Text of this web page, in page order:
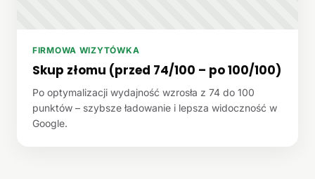
FIRMOWA WIZYTÓWKA
Skup złomu (przed 74/100 – po 100/100)
Po optymalizacji wydajność wzrosła z 74 do 100
punktów – szybsze ładowanie i lepsza widoczność w
Google.